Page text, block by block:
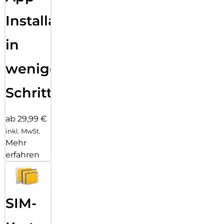
Mikrofone und erst recht keine Blasen unter dem Schutzglas.
Installation
in
wenigen
Schritten
ab 29,99 €
inkl. MwSt.
Mehr
erfahren
SIM-